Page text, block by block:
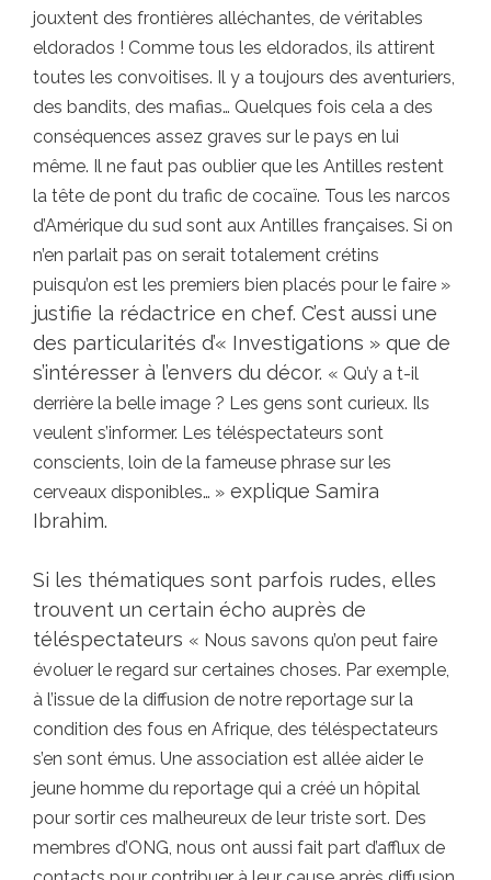
jouxtent des frontières alléchantes, de véritables
eldorados ! Comme tous les eldorados, ils attirent
toutes les convoitises. Il y a toujours des aventuriers,
des bandits, des mafias… Quelques fois cela a des
conséquences assez graves sur le pays en lui
même. Il ne faut pas oublier que les Antilles restent
la tête de pont du trafic de cocaïne. Tous les narcos
d’Amérique du sud sont aux Antilles françaises. Si on
n’en parlait pas on serait totalement crétins
puisqu’on est les premiers bien placés pour le faire »
justifie la rédactrice en chef. C’est aussi une
des particularités d’« Investigations » que de
s’intéresser à l’envers du décor. « Qu’y a t-il
derrière la belle image ? Les gens sont curieux. Ils
veulent s’informer. Les téléspectateurs sont
conscients, loin de la fameuse phrase sur les
cerveaux disponibles… » explique Samira
Ibrahim.
Si les thématiques sont parfois rudes, elles
trouvent un certain écho auprès de
téléspectateurs « Nous savons qu’on peut faire
évoluer le regard sur certaines choses. Par exemple,
à l’issue de la diffusion de notre reportage sur la
condition des fous en Afrique, des téléspectateurs
s’en sont émus. Une association est allée aider le
jeune homme du reportage qui a créé un hôpital
pour sortir ces malheureux de leur triste sort. Des
membres d’ONG, nous ont aussi fait part d’afflux de